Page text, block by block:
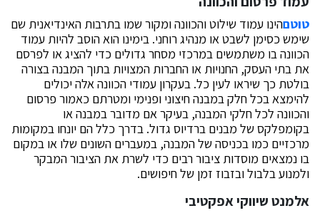
טוטםהינו עמוד שילוט והכוונה ומקור שמו בתרבות האינדיאנית שם
שימש כסימן לשבט או מנהיג רוחני. בימינו הוא הוסב להיות עמוד
הכוונה בו משתמשים במרכזי מסחר גדולים כדי להציג או לפרסם
את בתי העסק, החנויות או החברות המצויות בתוך המבנה בצורה
בולטת כך שיראו לעין כל. בעקרון עמודי הכוונה אלה יכולים
להימצא בכל חלק במבנה חיצוני ופנימי ומטרתם כאמור פרסום
והכוונה לכל חלקי המבנה, בעיקר אם מדובר במבנה או
בקומפלקס של מבנים ברדיוס גדול. בדרך כלל הם יונחו במקומות
מרכזיים כמו בכניסה של המבנה, במעברים השונים שלו או במקום
בו נמצאים מוסדות ציבור רבים כדי לשרת את הציבור המבקר
ולמנוע בלבול ובזבוז זמן של חיפושים.
אלמנט שיווקי אפקטיבי